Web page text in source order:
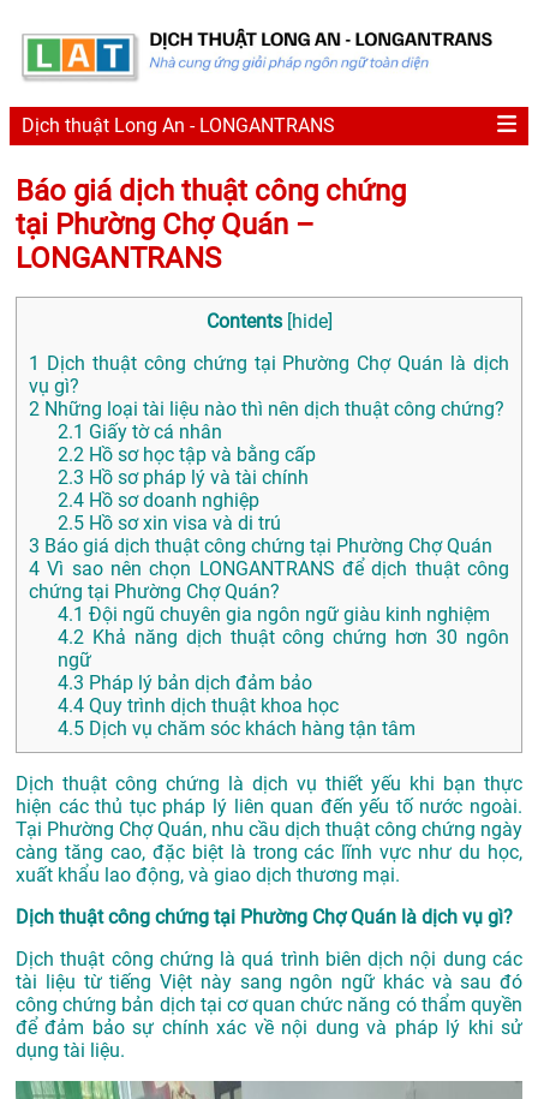
Dịch thuật Long An - LONGANTRANS
Báo giá dịch thuật công chứng
tại Phường Chợ Quán –
LONGANTRANS
Contents [hide]
1
Dịch thuật công chứng tại Phường Chợ Quán là dịch
vụ gì?
2 Những loại tài liệu nào thì nên dịch thuật công chứng?
2.1 Giấy tờ cá nhân
2.2 Hồ sơ học tập và bằng cấp
2.3 Hồ sơ pháp lý và tài chính
2.4 Hồ sơ doanh nghiệp
2.5 Hồ sơ xin visa và di trú
3 Báo giá dịch thuật công chứng tại Phường Chợ Quán
4 Vì sao nên chọn LONGANTRANS để dịch thuật công
chứng tại Phường Chợ Quán?
4.1 Đội ngũ chuyên gia ngôn ngữ giàu kinh nghiệm
4.2 Khả năng dịch thuật công chứng hơn 30 ngôn
ngữ
4.3 Pháp lý bản dịch đảm bảo
4.4 Quy trình dịch thuật khoa học
4.5 Dịch vụ chăm sóc khách hàng tận tâm
Dịch thuật công chứng là dịch vụ thiết yếu khi bạn thực
hiện các thủ tục pháp lý liên quan đến yếu tố nước ngoài.
Tại Phường Chợ Quán, nhu cầu dịch thuật công chứng ngày
càng tăng cao, đặc biệt là trong các lĩnh vực như du học,
xuất khẩu lao động, và giao dịch thương mại.
Dịch thuật công chứng tại Phường Chợ Quán là dịch vụ gì?
Dịch thuật công chứng là quá trình biên dịch nội dung các
tài liệu từ tiếng Việt này sang ngôn ngữ khác và sau đó
công chứng bản dịch tại cơ quan chức năng có thẩm quyền
để đảm bảo sự chính xác về nội dung và pháp lý khi sử
dụng tài liệu.